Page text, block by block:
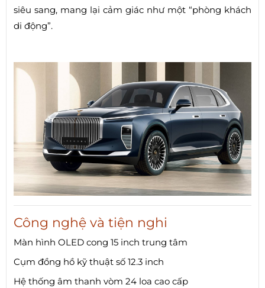
siêu sang, mang lại cảm giác như một “phòng khách
di động”.
Công nghệ và tiện nghi
Màn hình OLED cong 15 inch trung tâm
Cụm đồng hồ kỹ thuật số 12.3 inch
Hệ thống âm thanh vòm 24 loa cao cấp